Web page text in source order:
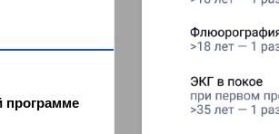
программе